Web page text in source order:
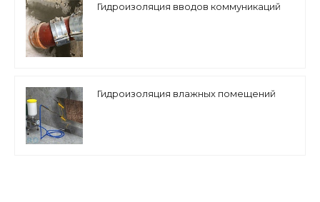
Гидроизоляция вводов коммуникаций
Гидроизоляция влажных помещений